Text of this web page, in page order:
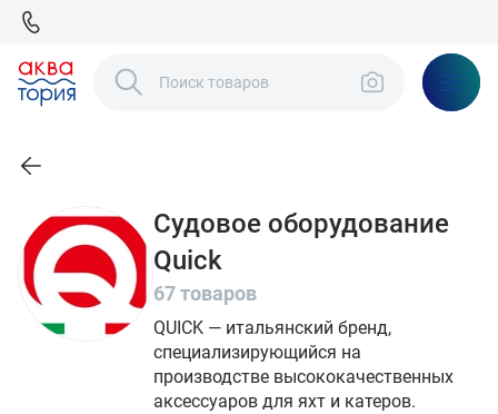
Судовое оборудование
Quick
67 товаров
QUICK — итальянский бренд,
специализирующийся на
производстве высококачественных
аксессуаров для яхт и катеров.